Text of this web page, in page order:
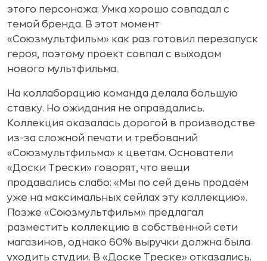
этого персонажа: Умка хорошо совпадал с
темой бренда. В этот момент
«Союзмультфильм» как раз готовил перезапуск
героя, поэтому проект совпал с выходом
нового мультфильма.
На коллаборацию команда делала большую
ставку. Но ожидания не оправдались.
Коллекция оказалась дорогой в производстве
из-за сложной печати и требований
«Союзмультфильма» к цветам. Основатели
«Доски Трески» говорят, что вещи
продавались слабо: «Мы по сей день продаём
уже на максимальных сейлах эту коллекцию».
Позже «Союзмультфильм» предлагал
разместить коллекцию в собственной сети
магазинов, однако 60% выручки должна была
уходить студии. В «Доске Треске» отказались.